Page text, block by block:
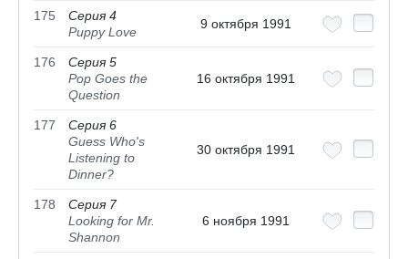
175
Серия 4
Puppy Love
9 октября 1991
176
Серия 5
Pop Goes the
Question
16 октября 1991
177
Серия 6
Guess Who's
Listening to
Dinner?
30 октября 1991
178
Серия 7
Looking for Mr.
Shannon
6 ноября 1991